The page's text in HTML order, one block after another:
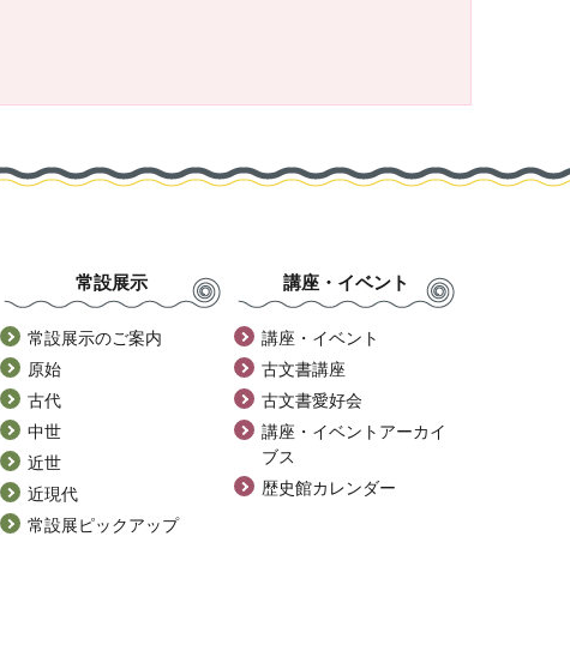
常設展示
常設展示のご案内
原始
古代
中世
近世
近現代
常設展ピックアップ
講座・イベント
講座・イベント
古文書講座
古文書愛好会
講座・イベントアーカイ
ブス
歴史館カレンダー